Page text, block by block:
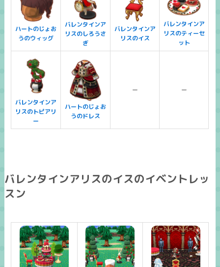
ハートのじょお
うのウィッグ
バレンタインア
リスのしろうさ
ぎ
バレンタインア
リスのイス
バレンタインア
リスのティーセ
ット
バレンタインア
リスのトピアリ
ー
ハートのじょお
うのドレス
ー ー
バレンタインアリスのイスのイベントレッ
スン